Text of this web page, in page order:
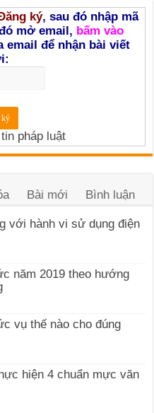
ký, sau đó nhập mã
mở email, bấm vào
để nhận bài viết
pháp luật
Bài mới Bình luận
với hành vi sử dụng điện
năm 2019 theo hướng
vụ thế nào cho đúng
hiện 4 chuẩn mực văn